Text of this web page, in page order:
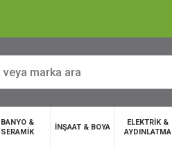
BANYO &
SERAMİK
İNŞAAT & BOYA
ELEKTRİK &
AYDINLATMA